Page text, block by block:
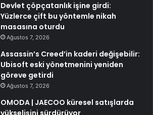
Devlet çöpçatanlık işine girdi:
Yüzlerce çift bu yöntemle nikah
masasına oturdu
Ağustos 7, 2026
Assassin’s Creed’in kaderi değişebilir:
Ubisoft eski yönetmenini yeniden
göreve getirdi
Ağustos 7, 2026
OMODA | JAECOO küresel satışlarda